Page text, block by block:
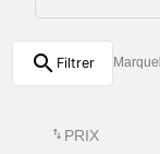
search Filtrer Marque
swap_vert PRIX